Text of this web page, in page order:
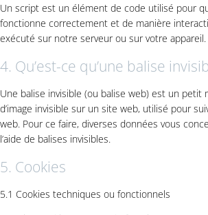
Un script est un élément de code utilisé pour
fonctionne correctement et de manière
exécuté sur notre serveur ou sur votre appareil.
4. Qu’est-ce qu’une balise
Une balise invisible (ou balise web) est un petit
d’image invisible sur un site web, utilisé pour
web. Pour ce faire, diverses données vous
l’aide de balises invisibles.
5. Cookies
5.1 Cookies techniques ou fonctionnels